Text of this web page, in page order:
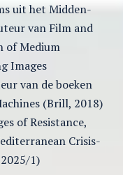
uit het Midden-
van Film and
of Medium
Images
van de boeken
(Brill, 2018)
of Resistance,
Crisis-
1)